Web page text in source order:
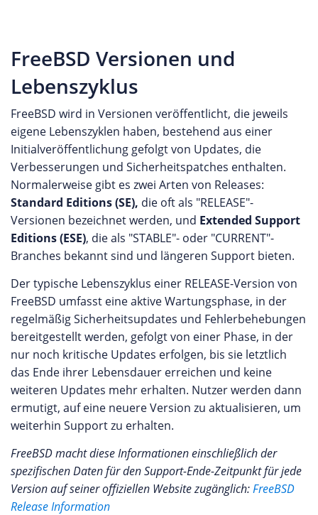
FreeBSD Versionen und
Lebenszyklus
FreeBSD wird in Versionen veröffentlicht, die jeweils
eigene Lebenszyklen haben, bestehend aus einer
Initialveröffentlichung gefolgt von Updates, die
Verbesserungen und Sicherheitspatches enthalten.
Normalerweise gibt es zwei Arten von Releases:
Standard Editions (SE), die oft als "RELEASE"-
Versionen bezeichnet werden, und Extended Support
Editions (ESE), die als "STABLE"- oder "CURRENT"-
Branches bekannt sind und längeren Support bieten.
Der typische Lebenszyklus einer RELEASE-Version von
FreeBSD umfasst eine aktive Wartungsphase, in der
regelmäßig Sicherheitsupdates und Fehlerbehebungen
bereitgestellt werden, gefolgt von einer Phase, in der
nur noch kritische Updates erfolgen, bis sie letztlich
das Ende ihrer Lebensdauer erreichen und keine
weiteren Updates mehr erhalten. Nutzer werden dann
ermutigt, auf eine neuere Version zu aktualisieren, um
weiterhin Support zu erhalten.
FreeBSD macht diese Informationen einschließlich der
spezifischen Daten für den Support-Ende-Zeitpunkt für jede
Version auf seiner offiziellen Website zugänglich:FreeBSD
Release Information